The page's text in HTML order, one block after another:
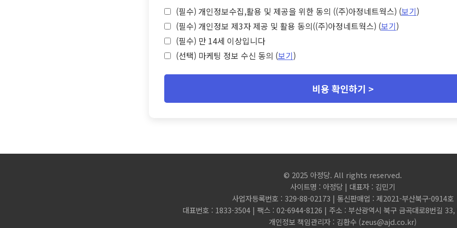
(필수) 개인정보수집,활용 및 제공을 위한 동의 ((주)아정네트웍스) (보기)
(필수) 개인정보 제3자 제공 및 활용 동의((주)아정네트웍스) (보기)
(필수) 만 14세 이상입니다
(선택) 마케팅 정보 수신 동의 (보기)
비용 확인하기 >
© 2025 아정당. All rights reserved.
사이트명 : 아정당 | 대표자 : 김민기
사업자등록번호 : 329-88-02173 | 통신판매업 : 제2021-부산북구-0914호
대표번호 : 1833-3504 | 팩스 : 02-6944-8126 | 주소 : 부산광역시 북구 금곡대로8번길 33,
개인정보 책임관리자 : 김환수 (zeus@ajd.co.kr)